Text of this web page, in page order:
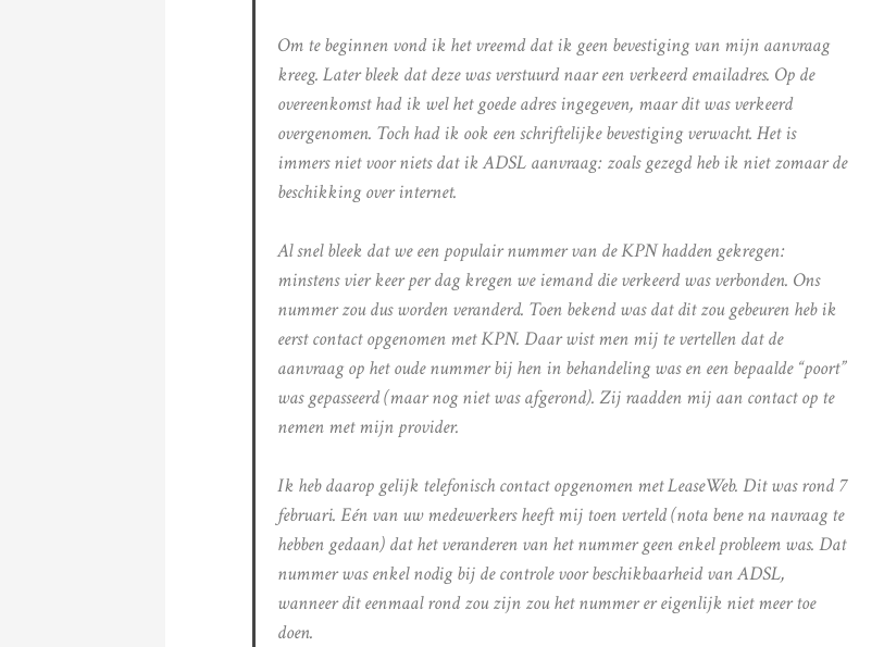
Om te beginnen vond ik het vreemd dat ik geen bevestiging van mijn aanvraag
kreeg. Later bleek dat deze was verstuurd naar een verkeerd emailadres. Op de
overeenkomst had ik wel het goede adres ingegeven, maar dit was verkeerd
overgenomen. Toch had ik ook een schriftelijke bevestiging verwacht. Het is
immers niet voor niets dat ik ADSL aanvraag: zoals gezegd heb ik niet zomaar de
beschikking over internet.
Al snel bleek dat we een populair nummer van de KPN hadden gekregen:
minstens vier keer per dag kregen we iemand die verkeerd was verbonden. Ons
nummer zou dus worden veranderd. Toen bekend was dat dit zou gebeuren heb ik
eerst contact opgenomen met KPN. Daar wist men mij te vertellen dat de
aanvraag op het oude nummer bij hen in behandeling was en een bepaalde “poort”
was gepasseerd (maar nog niet was afgerond). Zij raadden mij aan contact op te
nemen met mijn provider.
Ik heb daarop gelijk telefonisch contact opgenomen met LeaseWeb. Dit was rond 7
februari. Eén van uw medewerkers heeft mij toen verteld (nota bene na navraag te
hebben gedaan) dat het veranderen van het nummer geen enkel probleem was. Dat
nummer was enkel nodig bij de controle voor beschikbaarheid van ADSL,
wanneer dit eenmaal rond zou zijn zou het nummer er eigenlijk niet meer toe
doen.